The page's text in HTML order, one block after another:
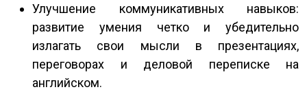
Улучшение коммуникативных навыков:
развитие умения четко и убедительно
излагать свои мысли в презентациях,
переговорах и деловой переписке на
английском.